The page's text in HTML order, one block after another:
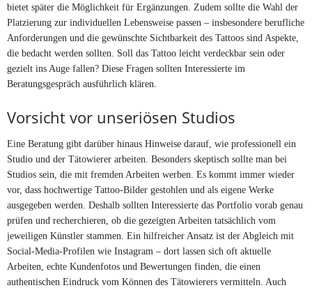
bietet später die Möglichkeit für Ergänzungen. Zudem sollte die Wahl der
Platzierung zur individuellen Lebensweise passen – insbesondere berufliche
Anforderungen und die gewünschte Sichtbarkeit des Tattoos sind Aspekte,
die bedacht werden sollten. Soll das Tattoo leicht verdeckbar sein oder
gezielt ins Auge fallen? Diese Fragen sollten Interessierte im
Beratungsgespräch ausführlich klären.
Vorsicht vor unseriösen Studios
Eine Beratung gibt darüber hinaus Hinweise darauf, wie professionell ein
Studio und der Tätowierer arbeiten. Besonders skeptisch sollte man bei
Studios sein, die mit fremden Arbeiten werben. Es kommt immer wieder
vor, dass hochwertige Tattoo-Bilder gestohlen und als eigene Werke
ausgegeben werden. Deshalb sollten Interessierte das Portfolio vorab genau
prüfen und recherchieren, ob die gezeigten Arbeiten tatsächlich vom
jeweiligen Künstler stammen. Ein hilfreicher Ansatz ist der Abgleich mit
Social-Media-Profilen wie Instagram – dort lassen sich oft aktuelle
Arbeiten, echte Kundenfotos und Bewertungen finden, die einen
authentischen Eindruck vom Können des Tätowierers vermitteln. Auch